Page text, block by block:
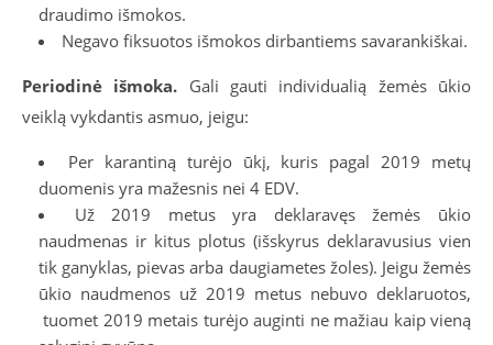
draudimo išmokos.
Negavo fiksuotos išmokos dirbantiems savarankiškai.
Periodinė išmoka. Gali gauti individualią žemės ūkio
veiklą vykdantis asmuo, jeigu:
Per karantiną turėjo ūkį, kuris pagal 2019 metų
duomenis yra mažesnis nei 4 EDV.
Už 2019 metus yra deklaravęs žemės ūkio
naudmenas ir kitus plotus (išskyrus deklaravusius vien
tik ganyklas, pievas arba daugiametes žoles). Jeigu žemės
ūkio naudmenos už 2019 metus nebuvo deklaruotos,
tuomet 2019 metais turėjo auginti ne mažiau kaip vieną